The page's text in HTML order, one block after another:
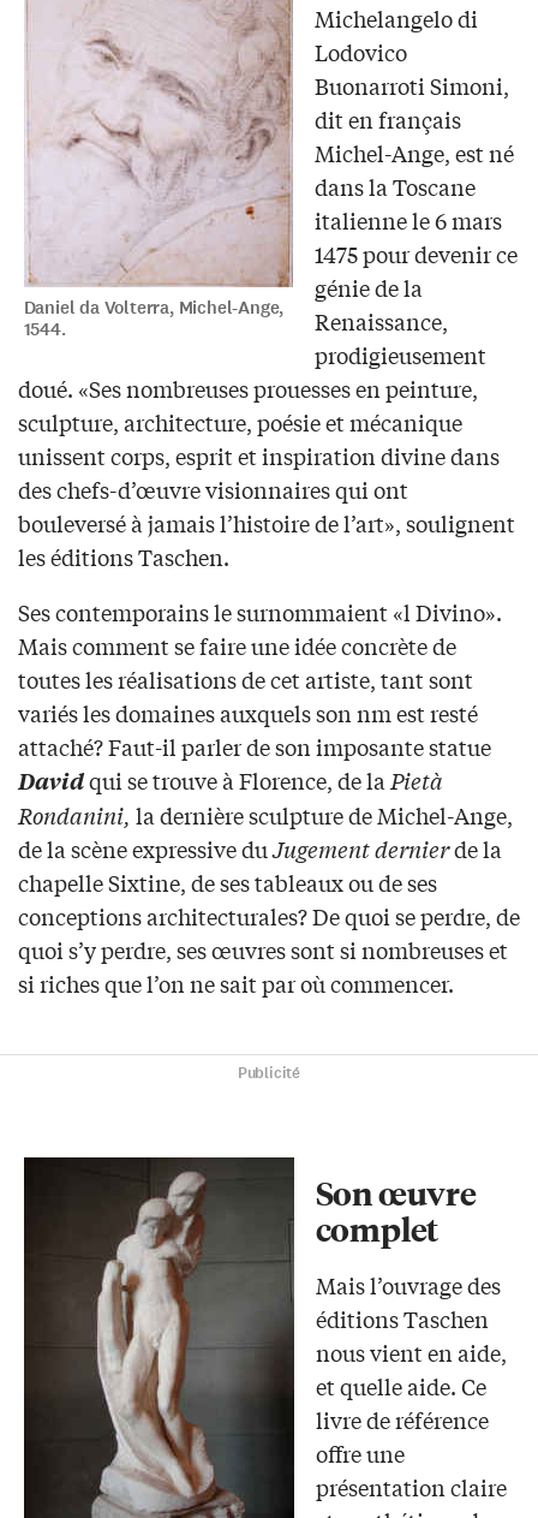
Daniel da Volterra, Michel-Ange,
1544.
Michelangelo di
Lodovico
Buonarroti Simoni,
dit en français
Michel-Ange, est né
dans la Toscane
italienne le 6 mars
1475 pour devenir ce
génie de la
Renaissance,
prodigieusement
doué. «Ses nombreuses prouesses en peinture,
sculpture, architecture, poésie et mécanique
unissent corps, esprit et inspiration divine dans
des chefs-d’œuvre visionnaires qui ont
bouleversé à jamais l’histoire de l’art», soulignent
les éditions Taschen.
Ses contemporains le surnommaient «l Divino».
Mais comment se faire une idée concrète de
toutes les réalisations de cet artiste, tant sont
variés les domaines auxquels son nm est resté
attaché? Faut-il parler de son imposante statue
Davidqui se trouve à Florence, de la Pietà
Rondanini, la dernière sculpture de Michel-Ange,
de la scène expressive duJugement dernierde la
chapelle Sixtine, de ses tableaux ou de ses
conceptions architecturales? De quoi se perdre, de
quoi s’y perdre, ses œuvres sont si nombreuses et
si riches que l’on ne sait par où commencer.
Publicité
Son œuvre
complet
Mais l’ouvrage des
éditions Taschen
nous vient en aide,
et quelle aide. Ce
livre de référence
offre une
présentation claire